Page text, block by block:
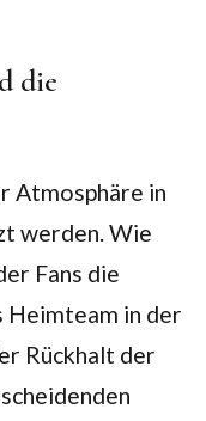
die
Atmosphäre in
werden. Wie
Fans die
Heimteam in der
Rückhalt der